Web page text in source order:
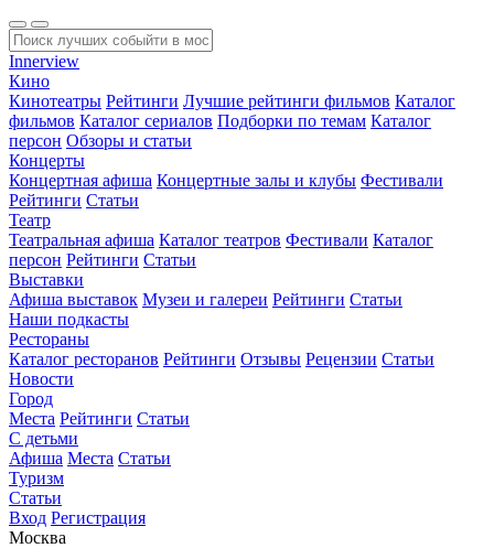
Innerview
Кино
Кинотеатры Рейтинги Лучшие рейтинги фильмов Каталог
фильмов Каталог сериалов Подборки по темам Каталог
персон Обзоры и статьи
Концерты
Концертная афиша Концертные залы и клубы Фестивали
Рейтинги Статьи
Театр
Театральная афиша Каталог театров Фестивали Каталог
персон Рейтинги Статьи
Выставки
Афиша выставок Музеи и галереи Рейтинги Статьи
Наши подкасты
Рестораны
Каталог ресторанов Рейтинги Отзывы Рецензии Статьи
Новости
Город
Места Рейтинги Статьи
С детьми
Афиша Места Статьи
Туризм
Статьи
Вход Регистрация
Москва